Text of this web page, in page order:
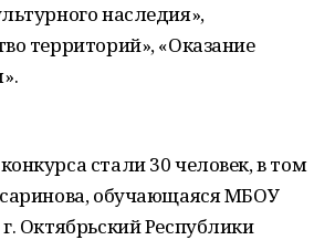
наследия»,
территорий», «Оказание
стали 30 человек, в том
обучающаяся МБОУ
Октябрьский Республики